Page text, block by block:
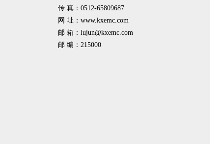
传 真：0512-65809687
网 址：www.kxemc.com
邮 箱： lujun@kxemc.com
邮 编：215000